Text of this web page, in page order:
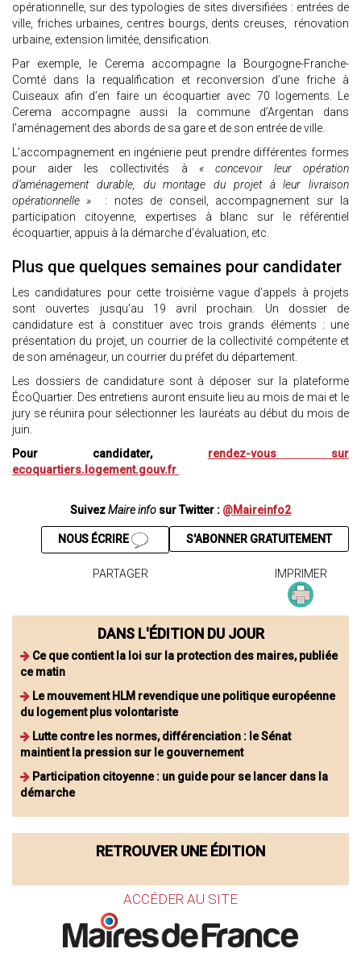
opérationnelle, sur des typologies de sites diversifiées : entrées de
ville, friches urbaines, centres bourgs, dents creuses, rénovation
urbaine, extension limitée, densification.
Par exemple, le Cerema accompagne la Bourgogne-Franche-
Comté dans la requalification et reconversion d’une friche à
Cuiseaux afin d’en faire un écoquartier avec 70 logements. Le
Cerema accompagne aussi la commune d’Argentan dans
l’aménagement des abords de sa gare et de son entrée de ville.
L’accompagnement en ingénierie peut prendre différentes formes
pour aider les collectivités à « concevoir leur opération
d’aménagement durable, du montage du projet à leur livraison
opérationnelle »
: notes de conseil, accompagnement sur la
participation citoyenne, expertises à blanc sur le référentiel
écoquartier, appuis à la démarche d’évaluation, etc.
Plus que quelques semaines pour candidater
Les candidatures pour cette troisième vague d’appels à projets
sont ouvertes jusqu’au 19 avril prochain. Un dossier de
candidature est à constituer avec trois grands éléments : une
présentation du projet, un courrier de la collectivité compétente et
de son aménageur, un courrier du préfet du département.
Les dossiers de candidature sont à déposer sur la plateforme
ÉcoQuartier. Des entretiens auront ensuite lieu au mois de mai et le
jury se réunira pour sélectionner les lauréats au début du mois de
juin.
Pour candidater, rendez-vous sur
ecoquartiers.logement.gouv.fr
SuivezMaire info sur Twitter : @Maireinfo2
S'ABONNER GRATUITEMENT
NOUS ÉCRIRE
PARTAGER IMPRIMER
DANS L'ÉDITION DU JOUR
Ce que contient la loi sur la protection des maires, publiée
ce matin
Le mouvement HLM revendique une politique européenne
du logement plus volontariste
Lutte contre les normes, différenciation : le Sénat
maintient la pression sur le gouvernement
Participation citoyenne : un guide pour se lancer dans la
démarche
RETROUVER UNE ÉDITION
ACCÉDER AU SITE